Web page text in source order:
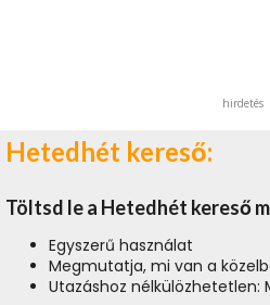
hirdetés
Hetedhét kereső:
Töltsd le a Hetedhét kereső
Egyszerű használat
Megmutatja, mi van a
Utazáshoz nélkülözhetetlen: